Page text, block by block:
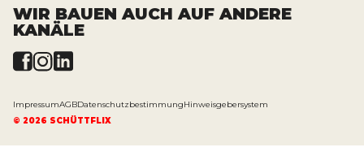
Offene Stellen
News und Presse
WIR BAUEN AUCH AUF ANDERE
KANÄLE
ImpressumAGBDatenschutzbestimmungHinweisgebersystem
© 2026 SCHÜTTFLIX